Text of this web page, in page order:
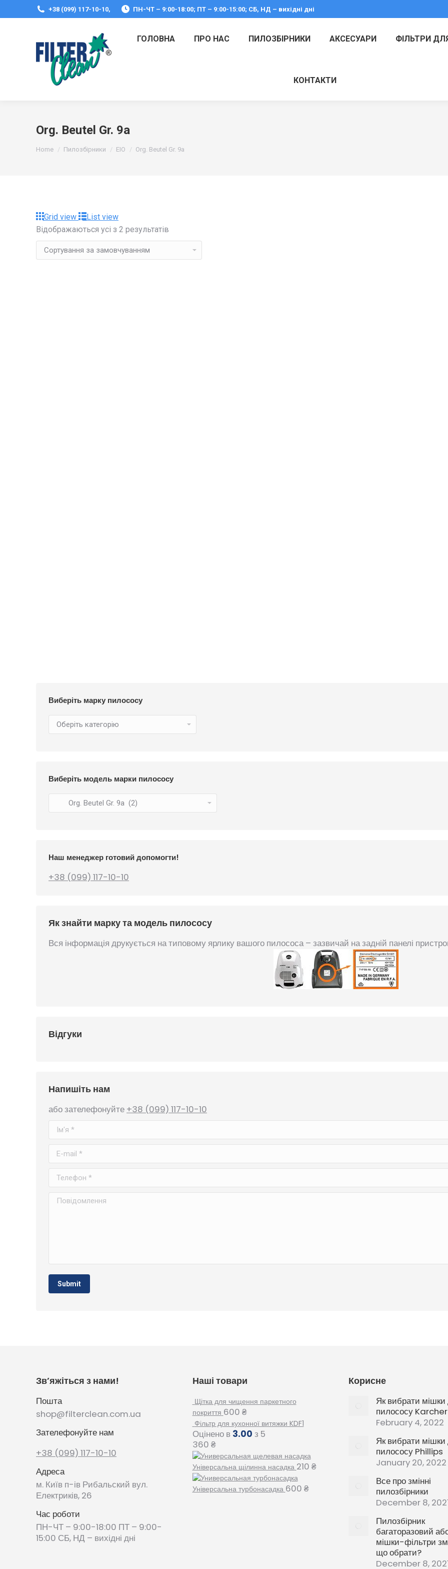
+38 (099) 117-10-10, ПН-ЧТ – 9:00-18:00; ПТ – 9:00-15:00; СБ, НД – вихідні дні
ГОЛОВНА ПРО НАС ПИЛОЗБІРНИКИ АКСЕСУАРИ ФІЛЬТРИ
КОНТАКТИ
Org. Beutel Gr. 9a
Home Пилозбірники EIO Org. Beutel Gr. 9a
Grid view
List view
Відображаються усі з 2 результатів
Виберіть марку пилососу
Виберіть модель марки пилососу
Наш менеджер готовий допомогти!
+38 (099) 117-10-10
Як знайти марку та модель пилососу
Вся інформація друкується на типовому ярлику вашого пилососа – зазвичай на задній панелі
Відгуки
Напишіть нам
або зателефонуйте +38 (099) 117-10-10
Ім'я *
E-mail *
Телефон *
Повідомлення
Submit
Зв’яжіться з нами!
Пошта
shop@filterclean.com.ua
Зателефонуйте нам
+38 (099) 117-10-10
Адреса
м. Київ п-ів Рибальский вул.
Електриків, 26
Час роботи
ПН-ЧТ – 9:00-18:00 ПТ – 9:00-
15:00 СБ, НД – вихідні дні
Наші товари
Щітка для чищення паркетного
покриття 600 ₴
Фільтр для кухонної витяжки KDF1
Оцінено в 3.00 з 5
360 ₴
Універсальна щілинна насадка 210 ₴
Універсальна турбонасадка 600 ₴
Корисне
Як вибрати
пилососу Karcher
February 4, 2022
Як вибрати
пилососу Phillips
January 20, 2022
Все про змінні
пилозбірники
December 8,
Пилозбірник
багаторазовий
мішки-фільтри
що обрати?
December 8,